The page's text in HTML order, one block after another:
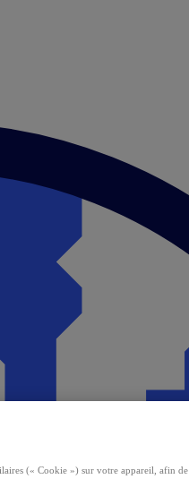
(« Cookie ») sur votre appareil, afin de